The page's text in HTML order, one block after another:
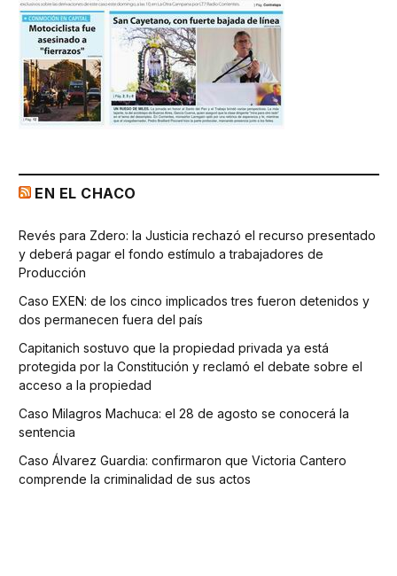
EN EL CHACO
Revés para Zdero: la Justicia rechazó el recurso presentado
y deberá pagar el fondo estímulo a trabajadores de
Producción
Caso EXEN: de los cinco implicados tres fueron detenidos y
dos permanecen fuera del país
Capitanich sostuvo que la propiedad privada ya está
protegida por la Constitución y reclamó el debate sobre el
acceso a la propiedad
Caso Milagros Machuca: el 28 de agosto se conocerá la
sentencia
Caso Álvarez Guardia: confirmaron que Victoria Cantero
comprende la criminalidad de sus actos